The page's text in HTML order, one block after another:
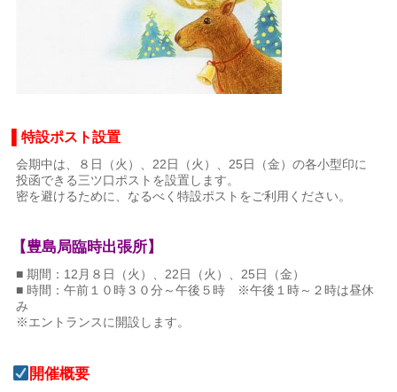
▌特設ポスト設置
会期中は、８日（火）、22日（火）、25日（金）の各小型印に
投函できる三ツ口ポストを設置します。
密を避けるために、なるべく特設ポストをご利用ください。
【豊島局臨時出張所】
■ 期間：12月８日（火）、22日（火）、25日（金）
■ 時間：午前１０時３０分～午後５時 ※午後１時～２時は昼休
み
※エントランスに開設します。
開催概要